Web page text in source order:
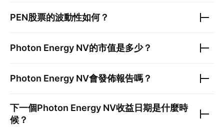
PEN股票的波動性如何？
Photon Energy NV的市值是多少？
Photon Energy NV會發佈報告嗎？
下一個Photon Energy NV收益日期是什麼時
候？